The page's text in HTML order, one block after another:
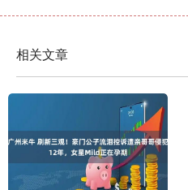
相关文章